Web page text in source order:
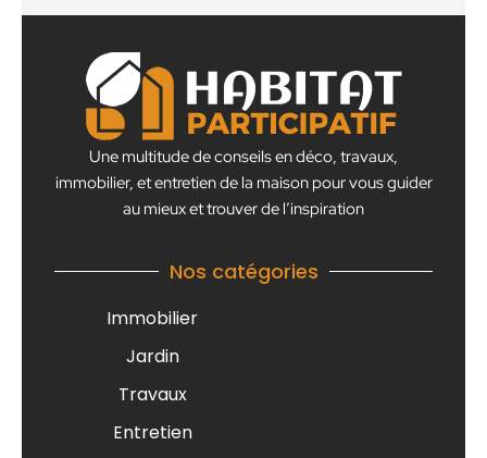
Une multitude de conseils en déco, travaux,
immobilier, et entretien de la maison pour vous guider
au mieux et trouver de l’inspiration
Nos catégories
Immobilier
Jardin
Travaux
Entretien